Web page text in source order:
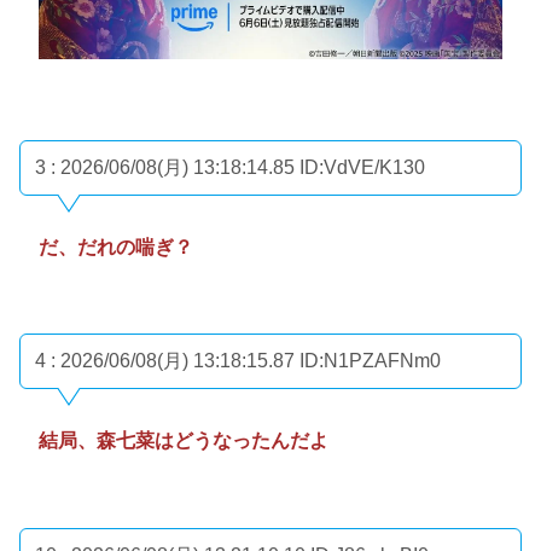
3 : 2026/06/08(月) 13:18:14.85 ID:VdVE/K130
だ、だれの喘ぎ？
4 : 2026/06/08(月) 13:18:15.87 ID:N1PZAFNm0
結局、森七菜はどうなったんだよ